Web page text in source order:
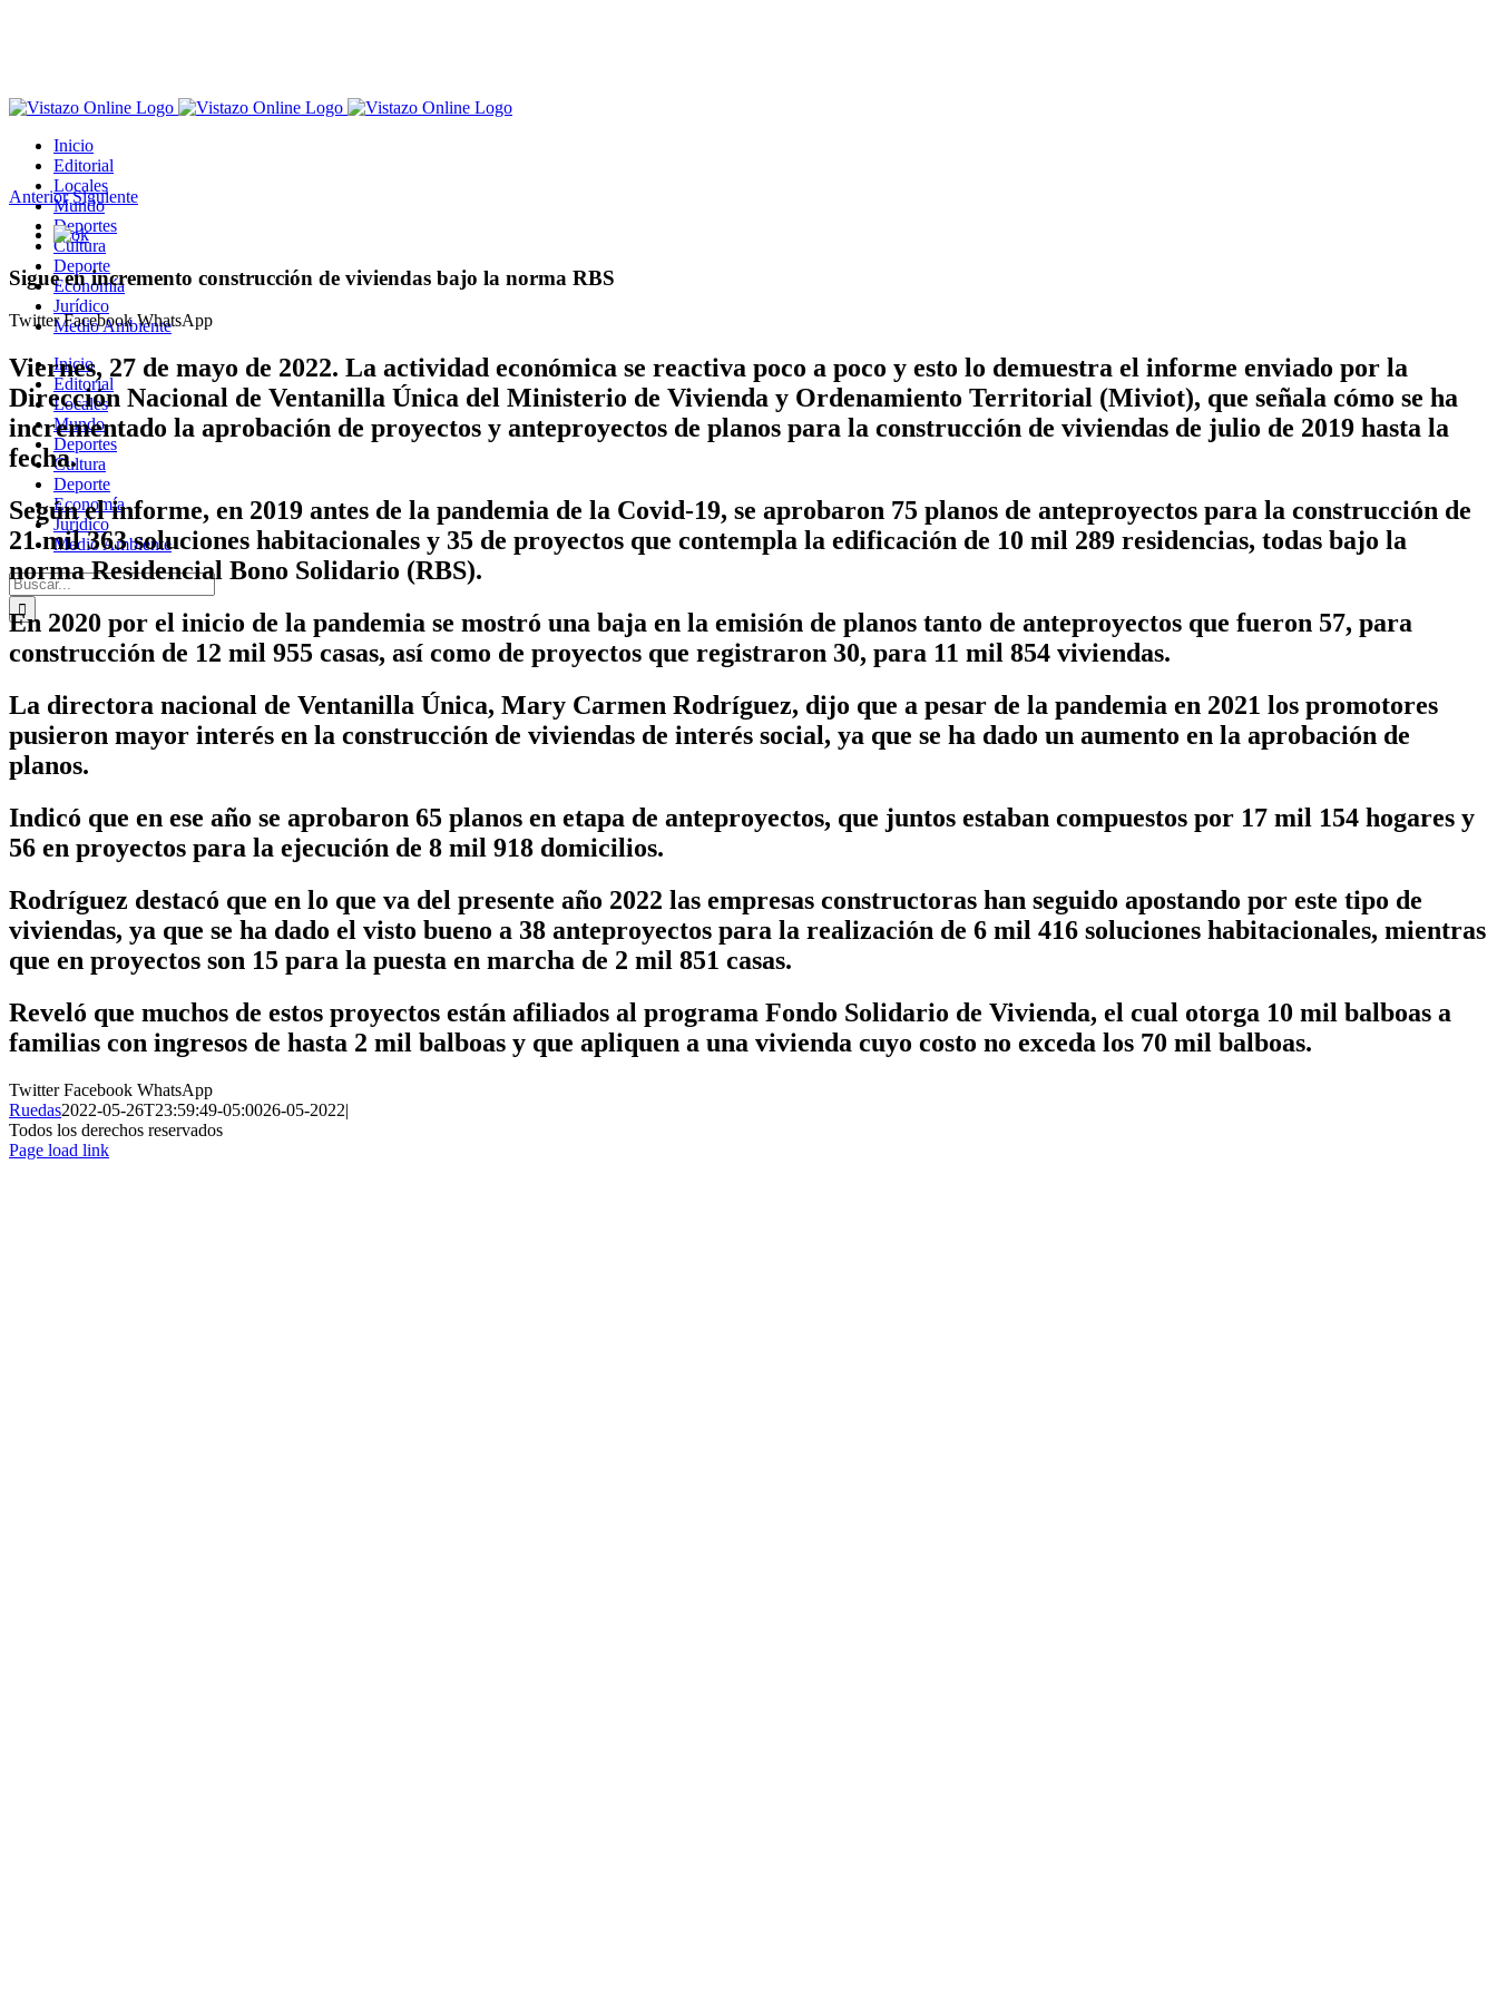
Inicio
Editorial
Locales
Mundo
Deportes
Cultura
Deporte
Economía
Jurídico
Medio Ambiente
Inicio
Editorial
Locales
Mundo
Deportes
Cultura
Deporte
Economía
Jurídico
Medio Ambiente
Buscar:
Anterior Siguiente
Ver
imagen
más
grande
Sigue en incremento construcción de viviendas bajo la norma RBS
TwitterFacebookWhatsApp
Viernes, 27 de mayo de 2022. La actividad económica se reactiva poco a poco y esto lo demuestra el informe enviado por la
Dirección Nacional de Ventanilla Única del Ministerio de Vivienda y Ordenamiento Territorial (Miviot), que señala cómo se ha
incrementado la aprobación de proyectos y anteproyectos de planos para la construcción de viviendas de julio de 2019 hasta la
fecha.
Según el informe, en 2019 antes de la pandemia de la Covid-19, se aprobaron 75 planos de anteproyectos para la construcción de
21 mil 363 soluciones habitacionales y 35 de proyectos que contempla la edificación de 10 mil 289 residencias, todas bajo la
norma Residencial Bono Solidario (RBS).
En 2020 por el inicio de la pandemia se mostró una baja en la emisión de planos tanto de anteproyectos que fueron 57, para
construcción de 12 mil 955 casas, así como de proyectos que registraron 30, para 11 mil 854 viviendas.
La directora nacional de Ventanilla Única, Mary Carmen Rodríguez, dijo que a pesar de la pandemia en 2021 los promotores
pusieron mayor interés en la construcción de viviendas de interés social, ya que se ha dado un aumento en la aprobación de
planos.
Indicó que en ese año se aprobaron 65 planos en etapa de anteproyectos, que juntos estaban compuestos por 17 mil 154 hogares y
56 en proyectos para la ejecución de 8 mil 918 domicilios.
Rodríguez destacó que en lo que va del presente año 2022 las empresas constructoras han seguido apostando por este tipo de
viviendas, ya que se ha dado el visto bueno a 38 anteproyectos para la realización de 6 mil 416 soluciones habitacionales, mientras
que en proyectos son 15 para la puesta en marcha de 2 mil 851 casas.
Reveló que muchos de estos proyectos están afiliados al programa Fondo Solidario de Vivienda, el cual otorga 10 mil balboas a
familias con ingresos de hasta 2 mil balboas y que apliquen a una vivienda cuyo costo no exceda los 70 mil balboas.
TwitterFacebook WhatsApp
Ruedas2022-05-26T23:59:49-05:0026-05-2022|
Todos los derechos reservados
Page load link